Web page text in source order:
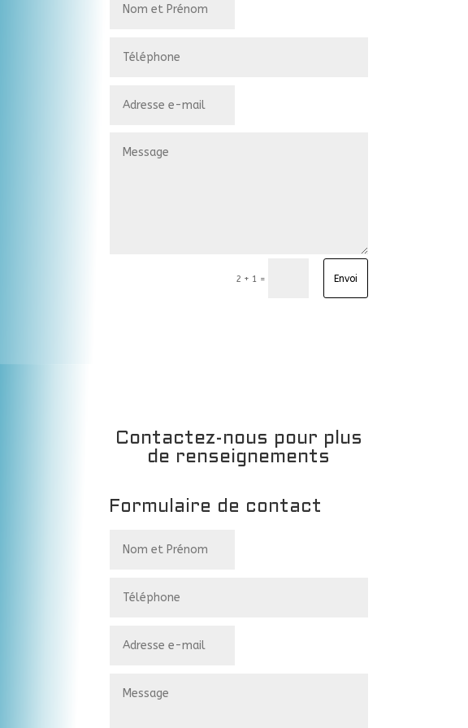
2 + 1 = Envoi
Contactez-nous pour plus
de renseignements
Formulaire de contact